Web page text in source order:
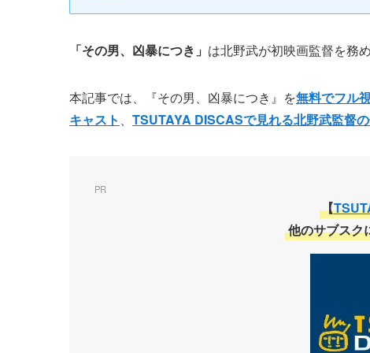
「その男、凶暴につき 」 は北野武が初映画監督を務
本記事では、『その男、凶暴につき』を無料でフル
キャスト 、 TSUTAYA DISCASで見れる北野武監督
PR
【
他のサブスク